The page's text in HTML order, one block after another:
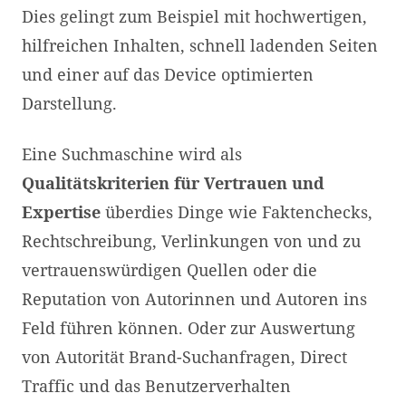
Dies gelingt zum Beispiel mit hochwertigen,
hilfreichen Inhalten, schnell ladenden Seiten
und einer auf das Device optimierten
Darstellung.
Eine Suchmaschine wird als
Qualitätskriterien für Vertrauen und
Expertise überdies Dinge wie Faktenchecks,
Rechtschreibung, Verlinkungen von und zu
vertrauenswürdigen Quellen oder die
Reputation von Autorinnen und Autoren ins
Feld führen können. Oder zur Auswertung
von Autorität Brand-Suchanfragen, Direct
Traffic und das Benutzerverhalten